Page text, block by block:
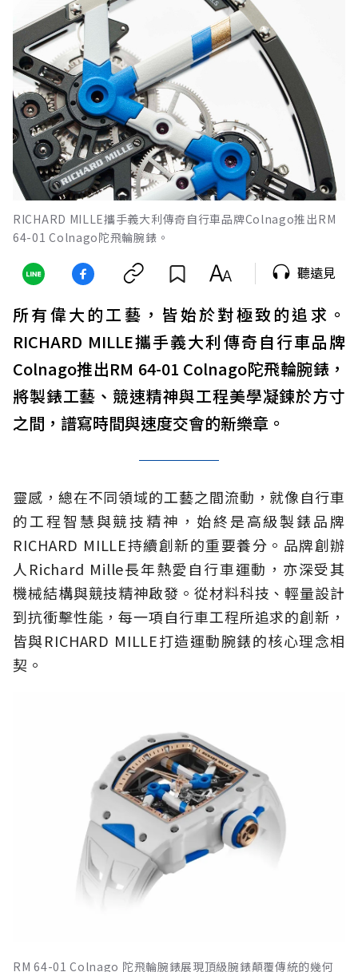
RICHARD MILLE攜手義大利傳奇自行車品牌Colnago推出RM
64-01 Colnago陀飛輪腕錶。
聽遠見
所有偉大的工藝，皆始於對極致的追求。
RICHARD MILLE攜手義大利傳奇自行車品牌
Colnago推出RM 64-01 Colnago陀飛輪腕錶，
將製錶工藝、競速精神與工程美學凝鍊於方寸
之間，譜寫時間與速度交會的新樂章。
靈感，總在不同領域的工藝之間流動，就像自行車
的工程智慧與競技精神，始終是高級製錶品牌
RICHARD MILLE持續創新的重要養分。品牌創辦
人Richard Mille長年熱愛自行車運動，亦深受其
機械結構與競技精神啟發。從材料科技、輕量設計
到抗衝擊性能，每一項自行車工程所追求的創新，
皆與RICHARD MILLE打造運動腕錶的核心理念相
契。
RM 64-01 Colnago 陀飛輪腕錶展現頂級腕錶顛覆傳統的幾何